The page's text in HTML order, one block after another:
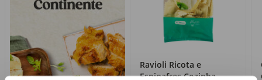
Ravioli Ricota e
Espinafres Cozinha